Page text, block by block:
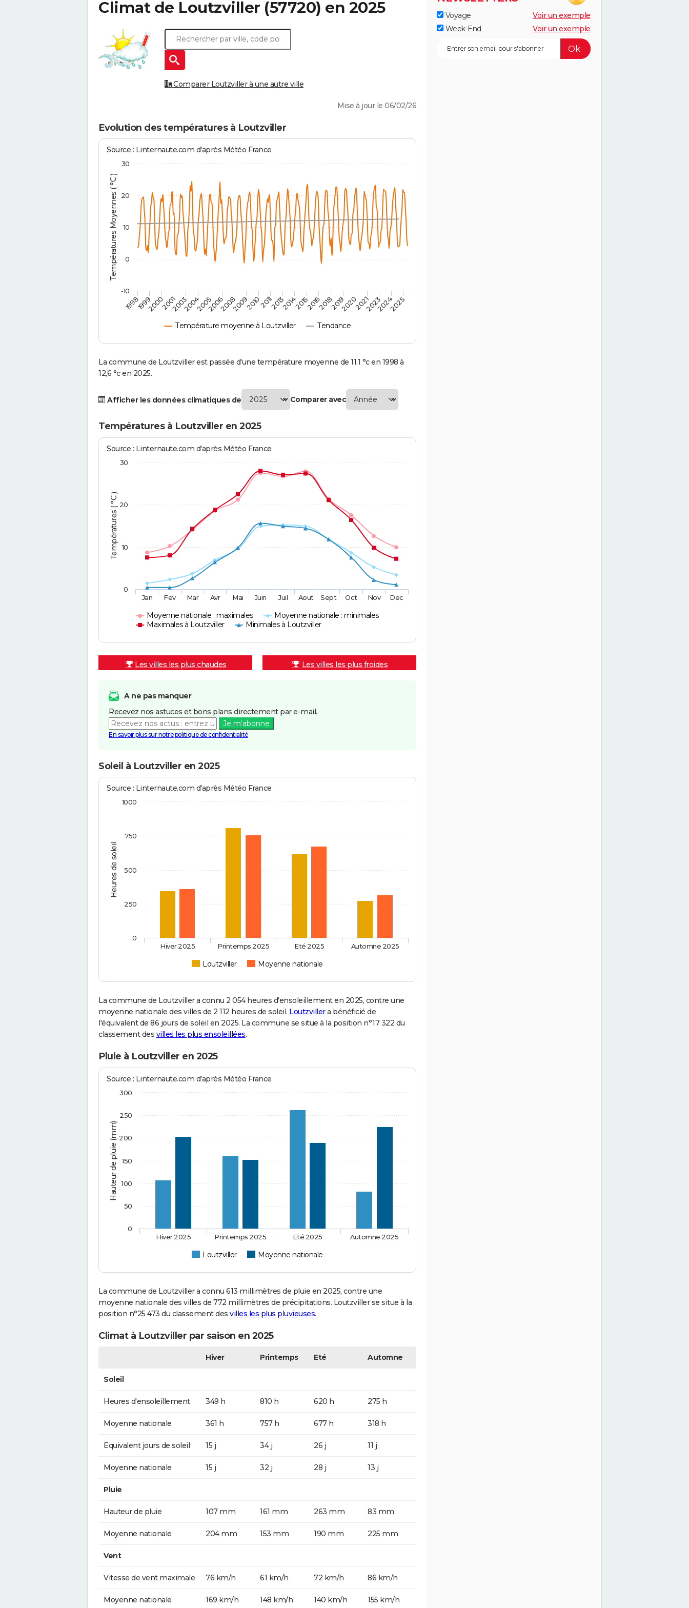
Climat de Loutzviller (57720) en 2025
Comparer Loutzviller à une autre ville
Mise à jour le 06/02/26
Evolution des températures à Loutzviller
Températures Moyennes ( °C )
Source : Linternaute.com d'après Météo France
Température moyenne à Loutzviller Tendance
1998 2014
199920002001200320042005200620082009201020112013 201520162018201920202021202320242025
-10
0
10
20
30
La commune de Loutzviller est passée d'une température moyenne de 11,1 °c en 1998 à
12,6 °c en 2025.
Afficher les données climatiques de Comparer avec
Températures à Loutzviller en 2025
Températures ( °C )
Source : Linternaute.com d'après Météo France
Moyenne nationale : maximales
Moyenne nationale : minimales
Maximales à Loutzviller
Minimales à Loutzviller
Jan Fev Mar Avr Mai Juin Juil Aout Sept Oct Nov Dec
0
10
20
30
Les villes les plus chaudes Les villes les plus froides
A ne pas manquer
Recevez nos astuces et bons plans directement par e-mail.
Je m'abonne
En savoir plus sur notre politique de confidentialité
Soleil à Loutzviller en 2025
Heures de soleil
Source : Linternaute.com d'après Météo France
Loutzviller Moyenne nationale
Hiver 2025 Printemps 2025 Eté 2025 Automne 2025
0
250
500
750
1000
La commune de Loutzviller a connu 2 054 heures d'ensoleillement en 2025, contre une
moyenne nationale des villes de 2 112 heures de soleil. Loutzvillera bénéficié de
l'équivalent de 86 jours de soleil en 2025. La commune se situe à la position n°17 322 du
classement des villes les plus ensoleillées.
Pluie à Loutzviller en 2025
Hauteur de pluie (mm)
Source : Linternaute.com d'après Météo France
Loutzviller Moyenne nationale
Hiver 2025 Printemps 2025 Eté 2025 Automne 2025
0
50
100
150
200
250
300
La commune de Loutzviller a connu 613 millimètres de pluie en 2025, contre une
moyenne nationale des villes de 772 millimètres de précipitations. Loutzviller se situe à la
position n°25 473 du classement des villes les plus pluvieuses.
Climat à Loutzviller par saison en 2025
Hiver Printemps Eté Automne
Soleil
Heures d'ensoleillement 349 h 810 h 620 h 275 h
Moyenne nationale 361 h 757 h 677 h 318 h
Equivalent jours de soleil 15 j 34 j 26 j 11 j
Moyenne nationale 15 j 32 j 28 j 13 j
Pluie
Hauteur de pluie 107 mm 161 mm 263 mm 83 mm
Moyenne nationale 204 mm 153 mm 190 mm 225 mm
Vent
Vitesse de vent maximale 76 km/h 61 km/h 72 km/h 86 km/h
Moyenne nationale 169 km/h 148 km/h 140 km/h 155 km/h
Voyage
Voir un exemple
Week-End
Voir un exemple